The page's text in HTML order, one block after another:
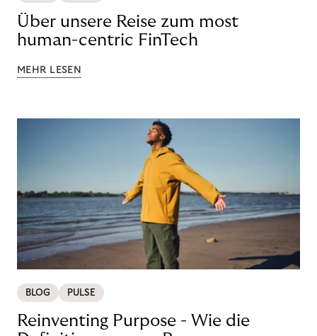
Über unsere Reise zum most
human-centric FinTech
MEHR LESEN
BLOG PULSE
Reinventing Purpose - Wie die